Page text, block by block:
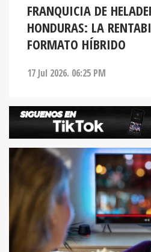
FRANQUICIA DE
HONDURAS: LA
FORMATO HÍBRIDO
17 Jul 2026. 06:25 PM